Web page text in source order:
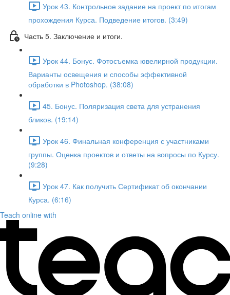
Урок 43. Контрольное задание на проект по итогам
прохождения Курса. Подведение итогов. (3:49)
Часть 5. Заключение и итоги.
Урок 44. Бонус. Фотосъемка ювелирной продукции.
Варианты освещения и способы эффективной
обработки в Photoshop. (38:08)
45. Бонус. Поляризация света для устранения
бликов. (19:14)
Урок 46. Финальная конференция с участниками
группы. Оценка проектов и ответы на вопросы по Курсу.
(9:28)
Урок 47. Как получить Сертификат об окончании
Курса. (6:16)
Teach online with